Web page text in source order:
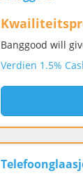
Banggood will
Verdien 1.5%